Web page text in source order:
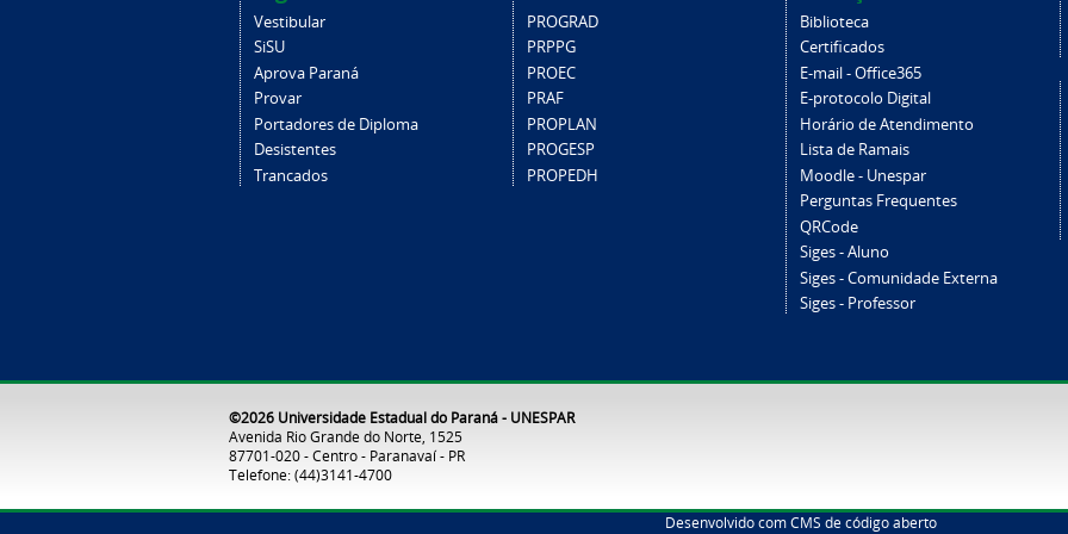
Vestibular
SiSU
Aprova Paraná
Provar
Portadores de Diploma
Desistentes
Trancados
PROGRAD
PRPPG
PROEC
PRAF
PROPLAN
PROGESP
PROPEDH
Biblioteca
Certificados
E-mail - Office365
E-protocolo Digital
Horário de Atendimento
Lista de Ramais
Moodle - Unespar
Perguntas Frequentes
QRCode
Siges - Aluno
Siges - Comunidade Externa
Siges - Professor
©2026 Universidade Estadual do Paraná - UNESPAR
Avenida Rio Grande do Norte, 1525
87701-020 - Centro - Paranavaí - PR
Telefone: (44)3141-4700
Desenvolvido com CMS de código aberto